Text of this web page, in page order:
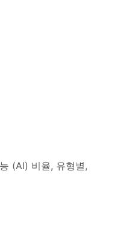
(AI) 비율, 유형별,